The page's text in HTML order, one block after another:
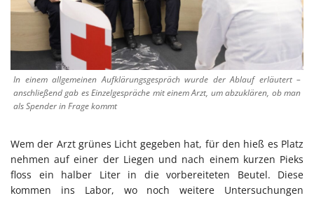
In einem allgemeinen Aufklärungsgespräch wurde der Ablauf erläutert –
anschließend gab es Einzelgespräche mit einem Arzt, um abzuklären, ob man
als Spender in Frage kommt
Wem der Arzt grünes Licht gegeben hat, für den hieß es Platz
nehmen auf einer der Liegen und nach einem kurzen Pieks
floss ein halber Liter in die vorbereiteten Beutel. Diese
kommen ins Labor, wo noch weitere Untersuchungen